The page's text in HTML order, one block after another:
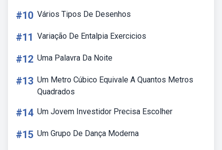
#10 Vários Tipos De Desenhos
#11 Variação De Entalpia Exercicios
#12 Uma Palavra Da Noite
#13 Um Metro Cúbico Equivale A Quantos Metros
Quadrados
#14 Um Jovem Investidor Precisa Escolher
#15 Um Grupo De Dança Moderna